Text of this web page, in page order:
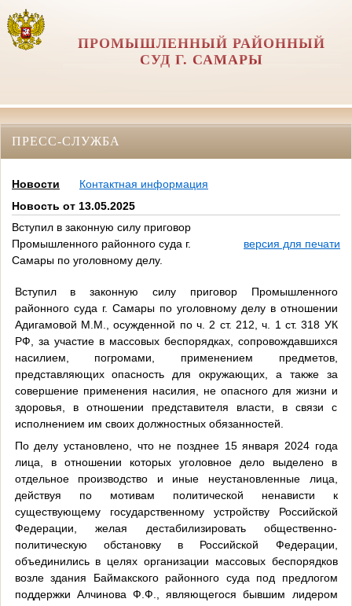
ПРОМЫШЛЕННЫЙ РАЙОННЫЙ
СУД Г. САМАРЫ
ПРЕСС-СЛУЖБА
Новости
Контактная информация
Новость от 13.05.2025
Вступил в законную силу приговор
Промышленного районного суда г.
Самары по уголовному делу.
версия для печати
Вступил в законную силу приговор Промышленного
районного суда г. Самары по уголовному делу в отношении
Адигамовой М.М., осужденной по ч. 2 ст. 212, ч. 1 ст. 318 УК
РФ, за участие в массовых беспорядках, сопровождавшихся
насилием, погромами, применением предметов,
представляющих опасность для окружающих, а также за
совершение применения насилия, не опасного для жизни и
здоровья, в отношении представителя власти, в связи с
исполнением им своих должностных обязанностей.
По делу установлено, что не позднее 15 января 2024 года
лица, в отношении которых уголовное дело выделено в
отдельное производство и иные неустановленные лица,
действуя по мотивам политической ненависти к
существующему государственному устройству Российской
Федерации, желая дестабилизировать общественно-
политическую обстановку в Российской Федерации,
объединились в целях организации массовых беспорядков
возле здания Баймакского районного суда под предлогом
поддержки Алчинова Ф.Ф., являющегося бывшим лидером